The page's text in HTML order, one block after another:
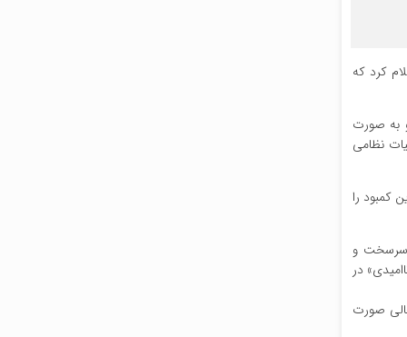
کرد که
به صورت
حامل مهمات و تجهیات نظامی
کمبود را
سرسخت و
در
۲۰۲۶) آغاز شد؛ این اقدام در حالی صورت